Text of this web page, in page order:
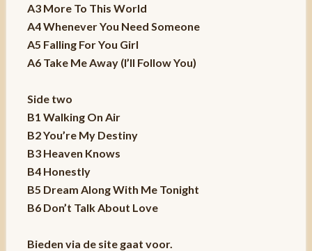
A3 More To This World
A4 Whenever You Need Someone
A5 Falling For You Girl
A6 Take Me Away (I’ll Follow You)
Side two
B1 Walking On Air
B2 You’re My Destiny
B3 Heaven Knows
B4 Honestly
B5 Dream Along With Me Tonight
B6 Don’t Talk About Love
Bieden via de site gaat voor.